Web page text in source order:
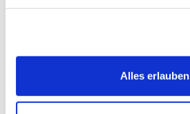
Alles erlauben
Effektivmaß
Breite